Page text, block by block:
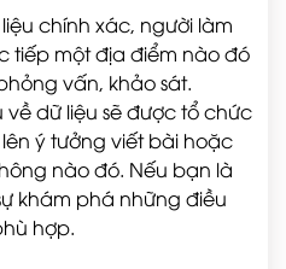
chính xác, người làm
tiếp một địa điểm nào đó
vấn, khảo sát.
dữ liệu sẽ được tổ chức
ý tưởng viết bài hoặc
nào đó. Nếu bạn là
khám phá những điều
hợp.